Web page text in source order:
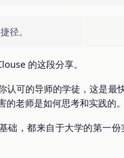
径。
的这段分享。
认可的导师的学徒，这是最
的老师是如何思考和实践的。
础，都来自于大学的第一